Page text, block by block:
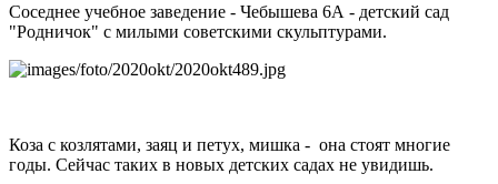
Соседнее учебное заведение - Чебышева 6А - детский сад
"Родничок" с милыми советскими скульптурами.
Коза с козлятами, заяц и петух, мишка - она стоят многие
годы. Сейчас таких в новых детских садах не увидишь.